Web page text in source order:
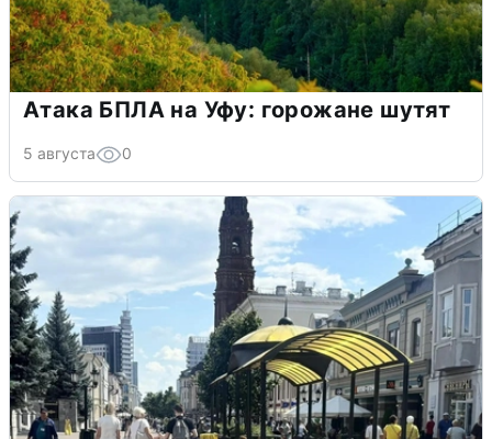
Атака БПЛА на Уфу: горожане шутят
5 августа 0